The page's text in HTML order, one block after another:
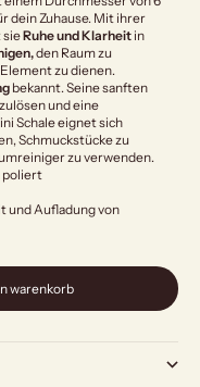
dein Zuhause. Mit ihrer
sieRuhe und Klarheit in
den Raum zu
zu dienen.
bekannt. Seine sanften
und eine
Schale eignet sich
Schmuckstücke zu
zu verwenden.
poliert
und Aufladung von
warenkorb